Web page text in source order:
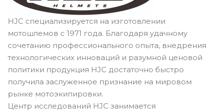
HJC специализируется на изготовлении
мотошлемов с 1971 года. Благодаря удачному
сочетанию профессионального опыта, внедрения
технологических инноваций и разумной ценовой
политики продукция HJC достаточно быстро
получила заслуженное признание на мировом
рынке мотоэкипировки.
Центр исследований HJC занимается